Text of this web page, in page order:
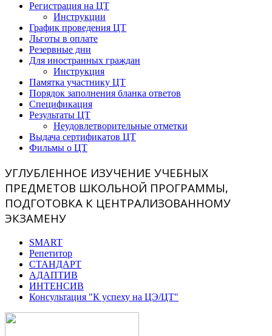
Регистрация на ЦТ
Инструкции
График проведения ЦТ
Льготы в оплате
Резервные дни
Для иностранных граждан
Инструкция
Памятка участнику ЦТ
Порядок заполнения бланка ответов
Спецификация
Результаты ЦТ
Неудовлетворительные отметки
Выдача сертификатов ЦТ
Фильмы о ЦТ
УГЛУБЛЕННОЕ ИЗУЧЕНИЕ УЧЕБНЫХ
ПРЕДМЕТОВ ШКОЛЬНОЙ ПРОГРАММЫ,
ПОДГОТОВКА К ЦЕНТРАЛИЗОВАННОМУ
ЭКЗАМЕНУ
SMART
Репетитор
СТАНДАРТ
АДАПТИВ
ИНТЕНСИВ
Консультация "К успеху на ЦЭ/ЦТ"